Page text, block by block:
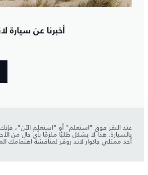
أخبرنا عن سيارة
عند النقر فوق "استعلم" أو "استعلم الآن"،
بالسيارة. هذا لا يشكل طلبًا ملزمًا بأي حال من
أحد ممثلي جاكوار لاند روڤر لمناقشة اهتمامك